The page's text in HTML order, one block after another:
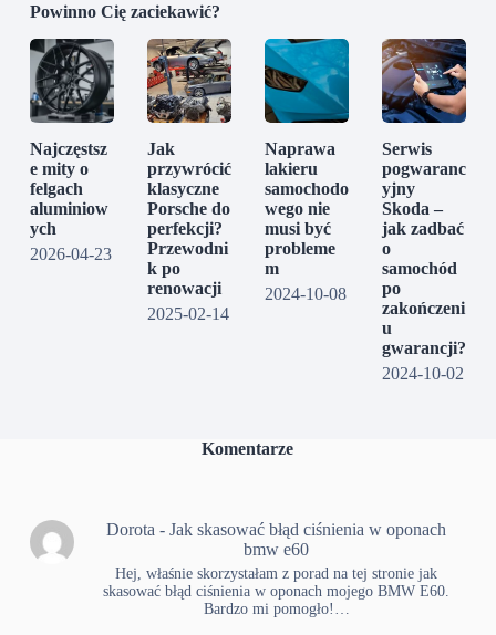
Powinno Cię zaciekawić?
Najczęstsz
e mity o
felgach
aluminiow
ych
2026-04-23
Jak
przywrócić
klasyczne
Porsche do
perfekcji?
Przewodni
k po
renowacji
2025-02-14
Naprawa
lakieru
samochodo
wego nie
musi być
probleme
m
2024-10-08
Serwis
pogwaranc
yjny
Skoda –
jak zadbać
o
samochód
po
zakończeni
u
gwarancji?
2024-10-02
Komentarze
Dorota -Jak skasować błąd ciśnienia w oponach
bmw e60
Hej, właśnie skorzystałam z porad na tej stronie jak
skasować błąd ciśnienia w oponach mojego BMW E60.
Bardzo mi pomogło!…